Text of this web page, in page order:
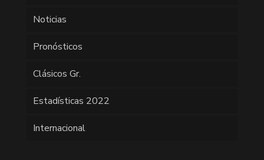
Noticias
Pronósticos
Clásicos Gr.
Estadísticas 2022
Internacional